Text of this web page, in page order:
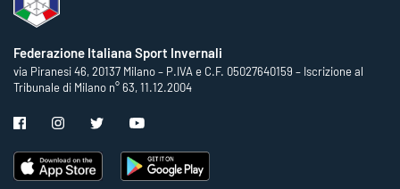
Federazione Italiana Sport Invernali
via Piranesi 46, 20137 Milano – P.IVA e C.F. 05027640159 – Iscrizione al
Tribunale di Milano n° 63, 11.12.2004